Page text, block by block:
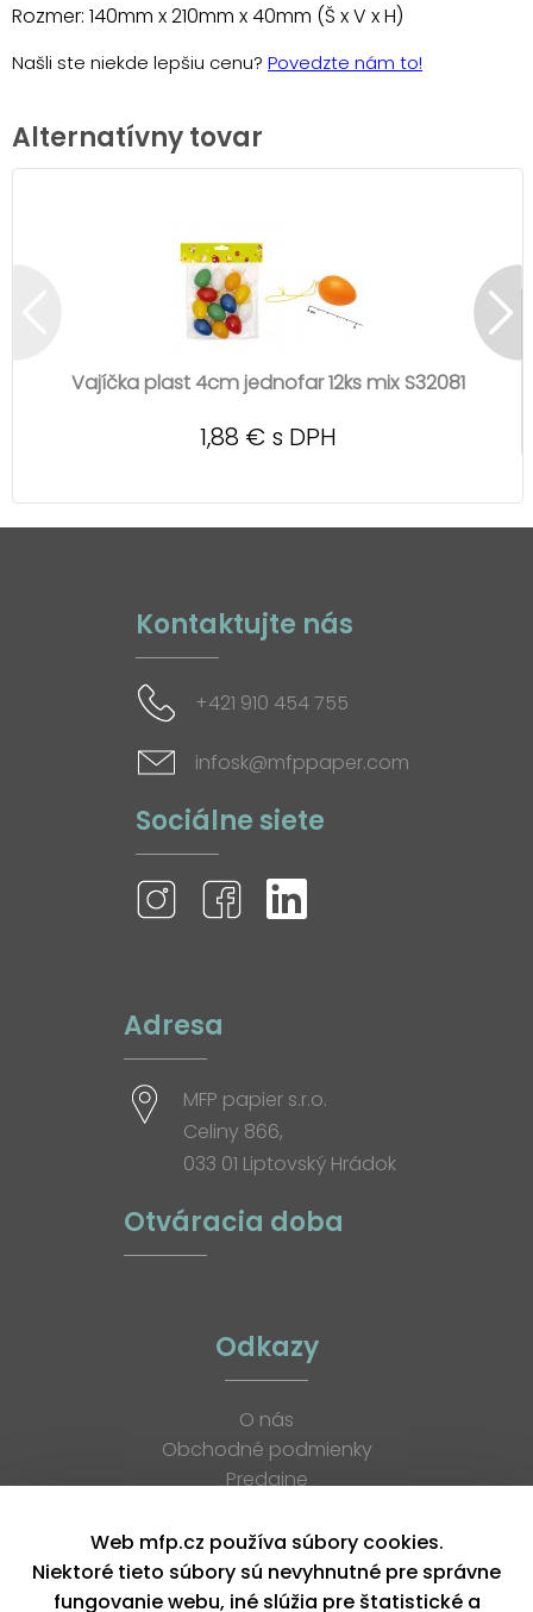
Rozmer: 140mm x 210mm x 40mm (Š x V x H)
Našli ste niekde lepšiu cenu? Povedzte nám to!
Alternatívny tovar
Vajíčka plast 4cm jednofar 12ks mix S32081
1,88 € s DPH
Kontaktujte nás
+421 910 454 755
infosk@mfppaper.com
Sociálne siete
Adresa
MFP papier s.r.o.
Celiny 866,
033 01 Liptovský Hrádok
Otváracia doba
Odkazy
O nás
Obchodné podmienky
Predajne
K stiahnutiu
Blog
Kontakt
Web mfp.cz používa súbory cookies.
Niektoré tieto súbory sú nevyhnutné pre správne
fungovanie webu, iné slúžia pre štatistické a